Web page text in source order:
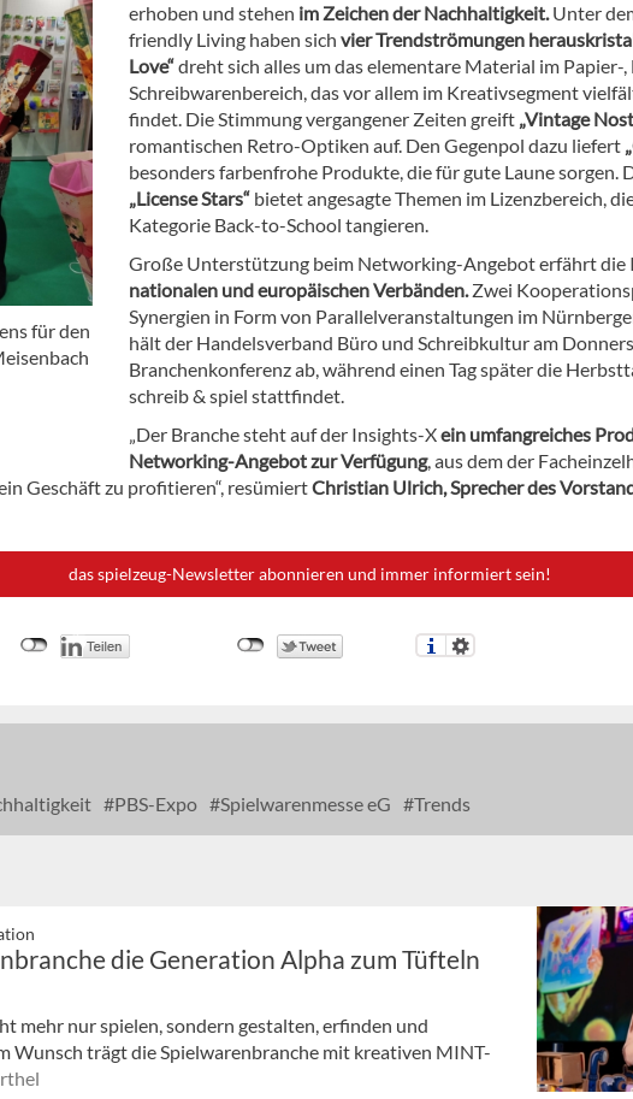
für den
erhoben und stehen im Zeichen der Nachhaltigkeit.Unter
friendly Living haben sich vier Trendströmungen
Love“dreht sich alles um das elementare Material im Papier-
Schreibwarenbereich, das vor allem im Kreativsegment
findet. Die Stimmung vergangener Zeiten greift „Vintage
romantischen Retro-Optiken auf. Den Gegenpol dazu liefert
besonders farbenfrohe Produkte, die für gute Laune sorgen.
„License Stars“ bietet angesagte Themen im Lizenzbereich,
Kategorie Back-to-School tangieren.
Große Unterstützung beim Networking-Angebot erfährt die
nationalen und europäischen Verbänden.Zwei
Synergien in Form von Parallelveranstaltungen im
hält der Handelsverband Büro und Schreibkultur am
Branchenkonferenz ab, während einen Tag später die
schreib & spiel stattfindet.
„Der Branche steht auf der Insights-Xein umfangreiches
Networking-Angebot zur Verfügung, aus dem der
Geschäft zu profitieren“, resümiertChristian Ulrich, Sprecher des
das spielzeug-Newsletter abonnieren und immer informiert sein!
PBS-Expo Spielwarenmesse eG Trends
die Generation Alpha zum Tüfteln
mehr nur spielen, sondern gestalten, erfinden und
Wunsch trägt die Spielwarenbranche mit kreativen MINT-